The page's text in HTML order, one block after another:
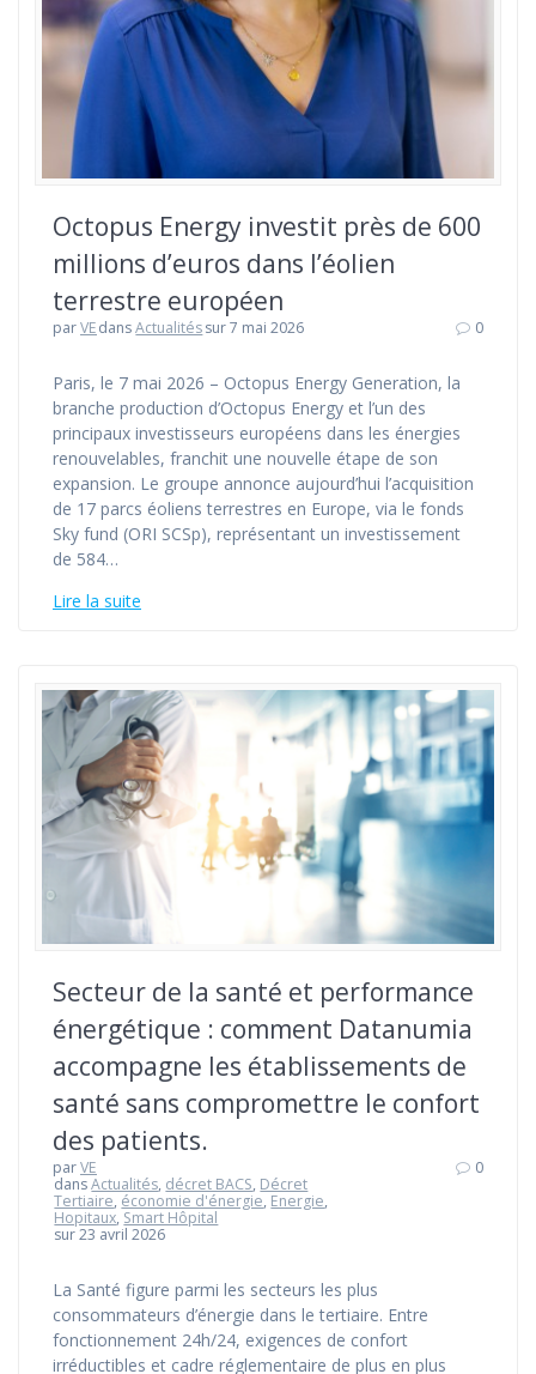
Octopus Energy investit près de 600
millions d’euros dans l’éolien
terrestre européen
parVEdansActualitéssur 7 mai 2026 0
Paris, le 7 mai 2026 – Octopus Energy Generation, la
branche production d’Octopus Energy et l’un des
principaux investisseurs européens dans les énergies
renouvelables, franchit une nouvelle étape de son
expansion. Le groupe annonce aujourd’hui l’acquisition
de 17 parcs éoliens terrestres en Europe, via le fonds
Sky fund (ORI SCSp), représentant un investissement
de 584…
Lire la suite
Secteur de la santé et performance
énergétique : comment Datanumia
accompagne les établissements de
santé sans compromettre le confort
des patients.
parVE
dansActualités, décret BACS, Décret
Tertiaire, économie d'énergie, Energie,
Hopitaux, Smart Hôpital
sur 23 avril 2026
0
La Santé figure parmi les secteurs les plus
consommateurs d’énergie dans le tertiaire. Entre
fonctionnement 24h/24, exigences de confort
irréductibles et cadre réglementaire de plus en plus